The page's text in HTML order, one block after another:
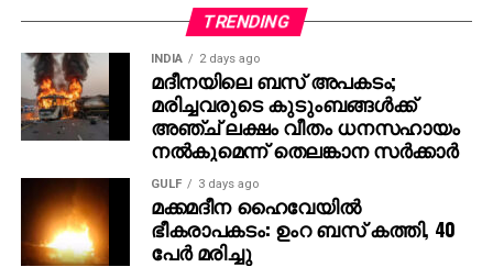
ഇതോടെ, സ്വാഭാവികമായും സിപിഐ
മാറിക്കൊടുക്കുകയും ഏഴാം വാര്‍ഡിന് വേണ്ടി
ആവശ്യമുന്നയിക്കുകയും ചെയ്തു. എന്നാല്‍,
സിപിഎമ്മിന്റെ പ്രാദേശിക നേതൃത്വം ഏഴാം
വാര്‍ഡിലും സ്ഥാനാര്‍ഥിയെ പ്രഖ്യാപിച്ചതിനെ
തുടര്‍ന്നാണ് ഭിന്നത രൂക്ഷമായത്. തുടര്‍ന്ന് സിപിഐ
തങ്ങളുടെ സ്ഥാനാര്‍ഥിയെ തീരുമാനിക്കുകയായിരുന്നു.
TRENDING
INDIA 2 days ago
മദീനയിലെ ബസ് അപകടം;
മരിച്ചവരുടെ കുടുംബങ്ങള്‍ക്ക്
അഞ്ച് ലക്ഷം വീതം ധനസഹായം
നല്‍കുമെന്ന് തെലങ്കാന സര്‍ക്കാര്‍
GULF 3 days ago
മക്കമദീന ഹൈവേയില്‍
ഭീകരാപകടം: ഉംറ ബസ് കത്തി, 40
പേര്‍ മരിച്ചു